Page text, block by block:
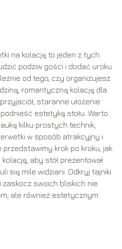
na kolację to jeden z tych
podziw gości i dodać uroku
od tego, czy organizujesz
romantyczną kolację dla
staranne ułożenie
estetykę stołu. Warto
kilku prostych technik,
w sposób atrakcyjny i
krok po kroku, jak
aby stół prezentował
się mile widziani. Odkryj tajniki
zaskocz swoich bliskich nie
ale również estetycznym